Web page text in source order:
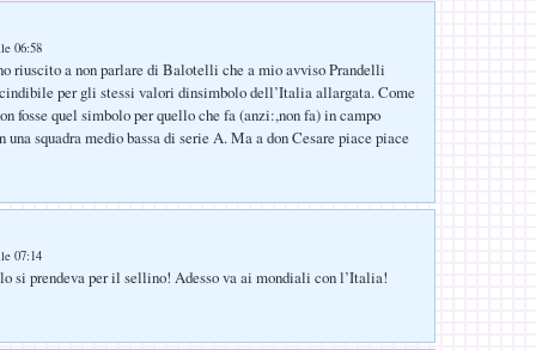
06:58
riuscito a non parlare di Balotelli che a mio avviso Prandelli
per gli stessi valori dinsimbolo dell’Italia allargata. Come
fosse quel simbolo per quello che fa (anzi:,non fa) in campo
una squadra medio bassa di serie A. Ma a don Cesare piace piace
07:14
si prendeva per il sellino! Adesso va ai mondiali con l’Italia!